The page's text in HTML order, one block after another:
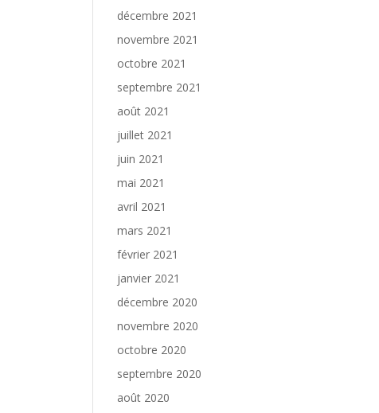
décembre 2021
novembre 2021
octobre 2021
septembre 2021
août 2021
juillet 2021
juin 2021
mai 2021
avril 2021
mars 2021
février 2021
janvier 2021
décembre 2020
novembre 2020
octobre 2020
septembre 2020
août 2020